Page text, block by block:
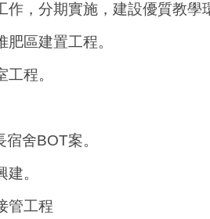
作，分期實施，建設優質教學
區建置工程。
程。
宿舍BOT案。
。
管工程